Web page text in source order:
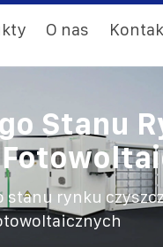
O nas
Stanu
stanu rynku